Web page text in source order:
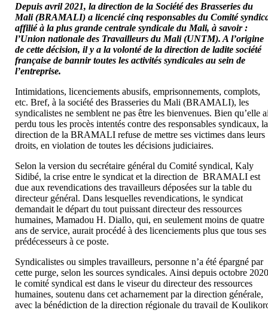
Depuis avril 2021, la direction de la Société des Brasseries du
Mali (BRAMALI) a licencié cinq responsables du Comité
affilié à la plus grande centrale syndicale du Mali, à savoir :
l’Union nationale des Travailleurs du Mali (UNTM). A l’origine
de cette décision, il y a la volonté de la direction de ladite société
française de bannir toutes les activités syndicales au sein de
l’entreprise.
Intimidations, licenciements abusifs, emprisonnements, complots,
etc. Bref, à la société des Brasseries du Mali (BRAMALI), les
syndicalistes ne semblent ne pas être les bienvenues. Bien qu’elle
perdu tous les procès intentés contre des responsables syndicaux, la
direction de la BRAMALI refuse de mettre ses victimes dans leurs
droits, en violation de toutes les décisions judiciaires.
Selon la version du secrétaire général du Comité syndical, Kaly
Sidibé, la crise entre le syndicat et la direction de BRAMALI est
due aux revendications des travailleurs déposées sur la table du
directeur général. Dans lesquelles revendications, le syndicat
demandait le départ du tout puissant directeur des ressources
humaines, Mamadou H. Diallo, qui, en seulement moins de quatre
ans de service, aurait procédé à des licenciements plus que tous ses
prédécesseurs à ce poste.
Syndicalistes ou simples travailleurs, personne n’a été épargné par
cette purge, selon les sources syndicales. Ainsi depuis octobre
le comité syndical est dans le viseur du directeur des ressources
humaines, soutenu dans cet acharnement par la direction générale,
avec la bénédiction de la direction régionale du travail de